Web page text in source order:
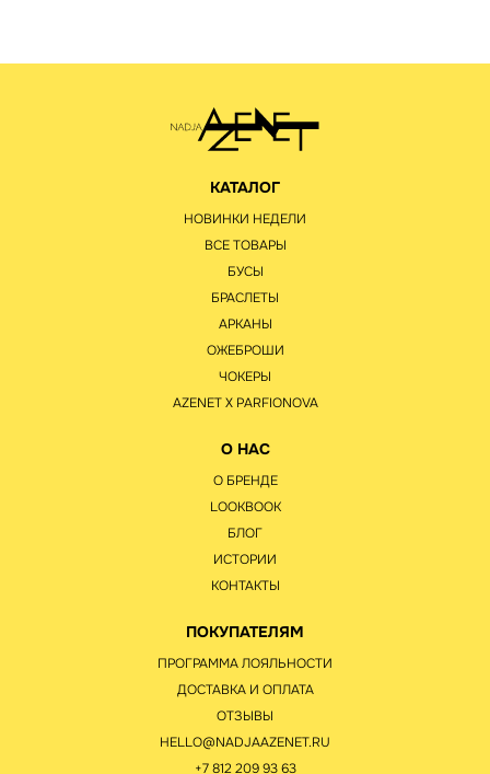
КАТАЛОГ
НОВИНКИ НЕДЕЛИ
ВСЕ ТОВАРЫ
БУСЫ
БРАСЛЕТЫ
АРКАНЫ
ОЖЕБРОШИ
ЧОКЕРЫ
AZENET Х PARFIONOVA
О НАС
О БРЕНДЕ
LOOKBOOK
БЛОГ
ИСТОРИИ
КОНТАКТЫ
ПОКУПАТЕЛЯМ
ПРОГРАММА ЛОЯЛЬНОСТИ
ДОСТАВКА И ОПЛАТА
ОТЗЫВЫ
HELLO@NADJAAZENET.RU
+7 812 209 93 63